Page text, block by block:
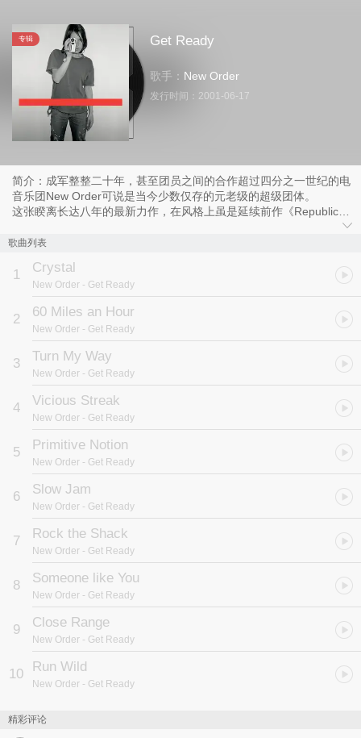
专辑 Get Ready
歌手： New Order
发行时间： 2001-06-17
简介：成军整整二十年，甚至团员之间的合作超过四分之一世纪的电
音乐团New Order可说是当今少数仅存的元老级的超级团体。
这张睽离长达八年的最新力作，在风格上虽是延续前作《Republic》
的概念，然而在整体的编曲上则依然保有了他们一贯擅长的摇滚吉他
与电音节奏、混音相互交织而成的招牌手法，疏离冷静的唱腔却包藏
关怀。开头曲由电吉它带出Bernard Summer的轻快呓语，则邀请了
Smashing Pumpkins的首脑Billy Corgan插花担任吉他的弹奏，是一
团长Bobby Gillespie客串一角，此外再加上新搭档的名制作人Steve
Osborne(Happy Mondays、Curve)的倾力配合，让这张专辑不仅再
度散发出如当年New Order迂迴曲折的音乐生涯，让这一曾经被称为
最反英雄的超级团体，在这新的世纪开展时再次引领世人目光。
歌曲列表
1 Crystal
New Order - Get Ready
2 60 Miles an Hour
New Order - Get Ready
3 Turn My Way
New Order - Get Ready
4 Vicious Streak
New Order - Get Ready
5 Primitive Notion
New Order - Get Ready
6 Slow Jam
New Order - Get Ready
7 Rock the Shack
New Order - Get Ready
8 Someone like You
New Order - Get Ready
9 Close Range
New Order - Get Ready
10 Run Wild
New Order - Get Ready
精彩评论